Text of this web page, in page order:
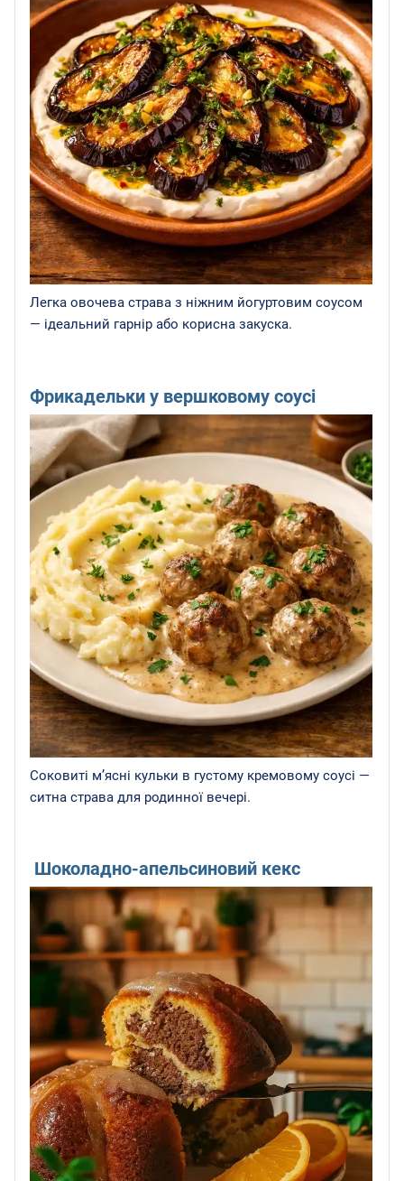
Легка овочева страва з ніжним йогуртовим соусом
— ідеальний гарнір або корисна закуска.
Фрикадельки у вершковому соусі
Соковиті м’ясні кульки в густому кремовому соусі —
ситна страва для родинної вечері.
Шоколадно-апельсиновий кекс